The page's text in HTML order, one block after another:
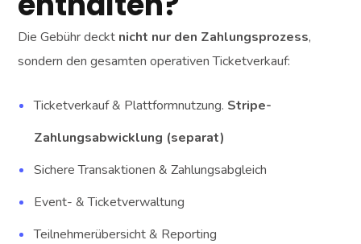
Die Gebühr deckt nicht nur den Zahlungsprozess,
sondern den gesamten operativen Ticketverkauf:
Ticketverkauf & Plattformnutzung. Stripe-
Zahlungsabwicklung (separat)
Sichere Transaktionen & Zahlungsabgleich
Event- & Ticketverwaltung
Teilnehmerübersicht & Reporting